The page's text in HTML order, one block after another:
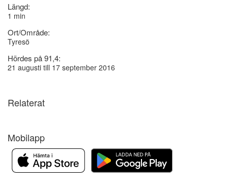
Längd:
1 min
Ort/Område:
Tyresö
Hördes på 91,4:
21 augusti till 17 september 2016
Relaterat
Mobilapp